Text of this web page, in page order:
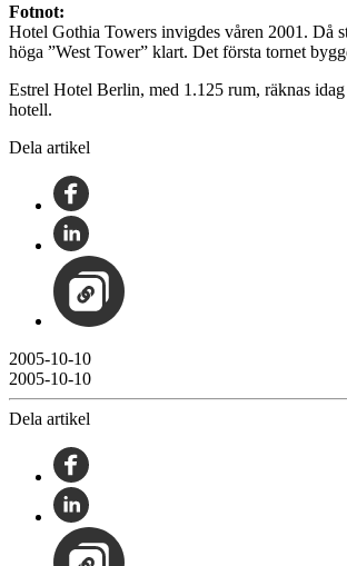
Fotnot:
Hotel Gothia Towers invigdes våren 2001. Då
höga ”West Tower” klart. Det första tornet
Estrel Hotel Berlin, med 1.125 rum, räknas idag
hotell.
Dela artikel
2005-10-10
2005-10-10
Dela artikel